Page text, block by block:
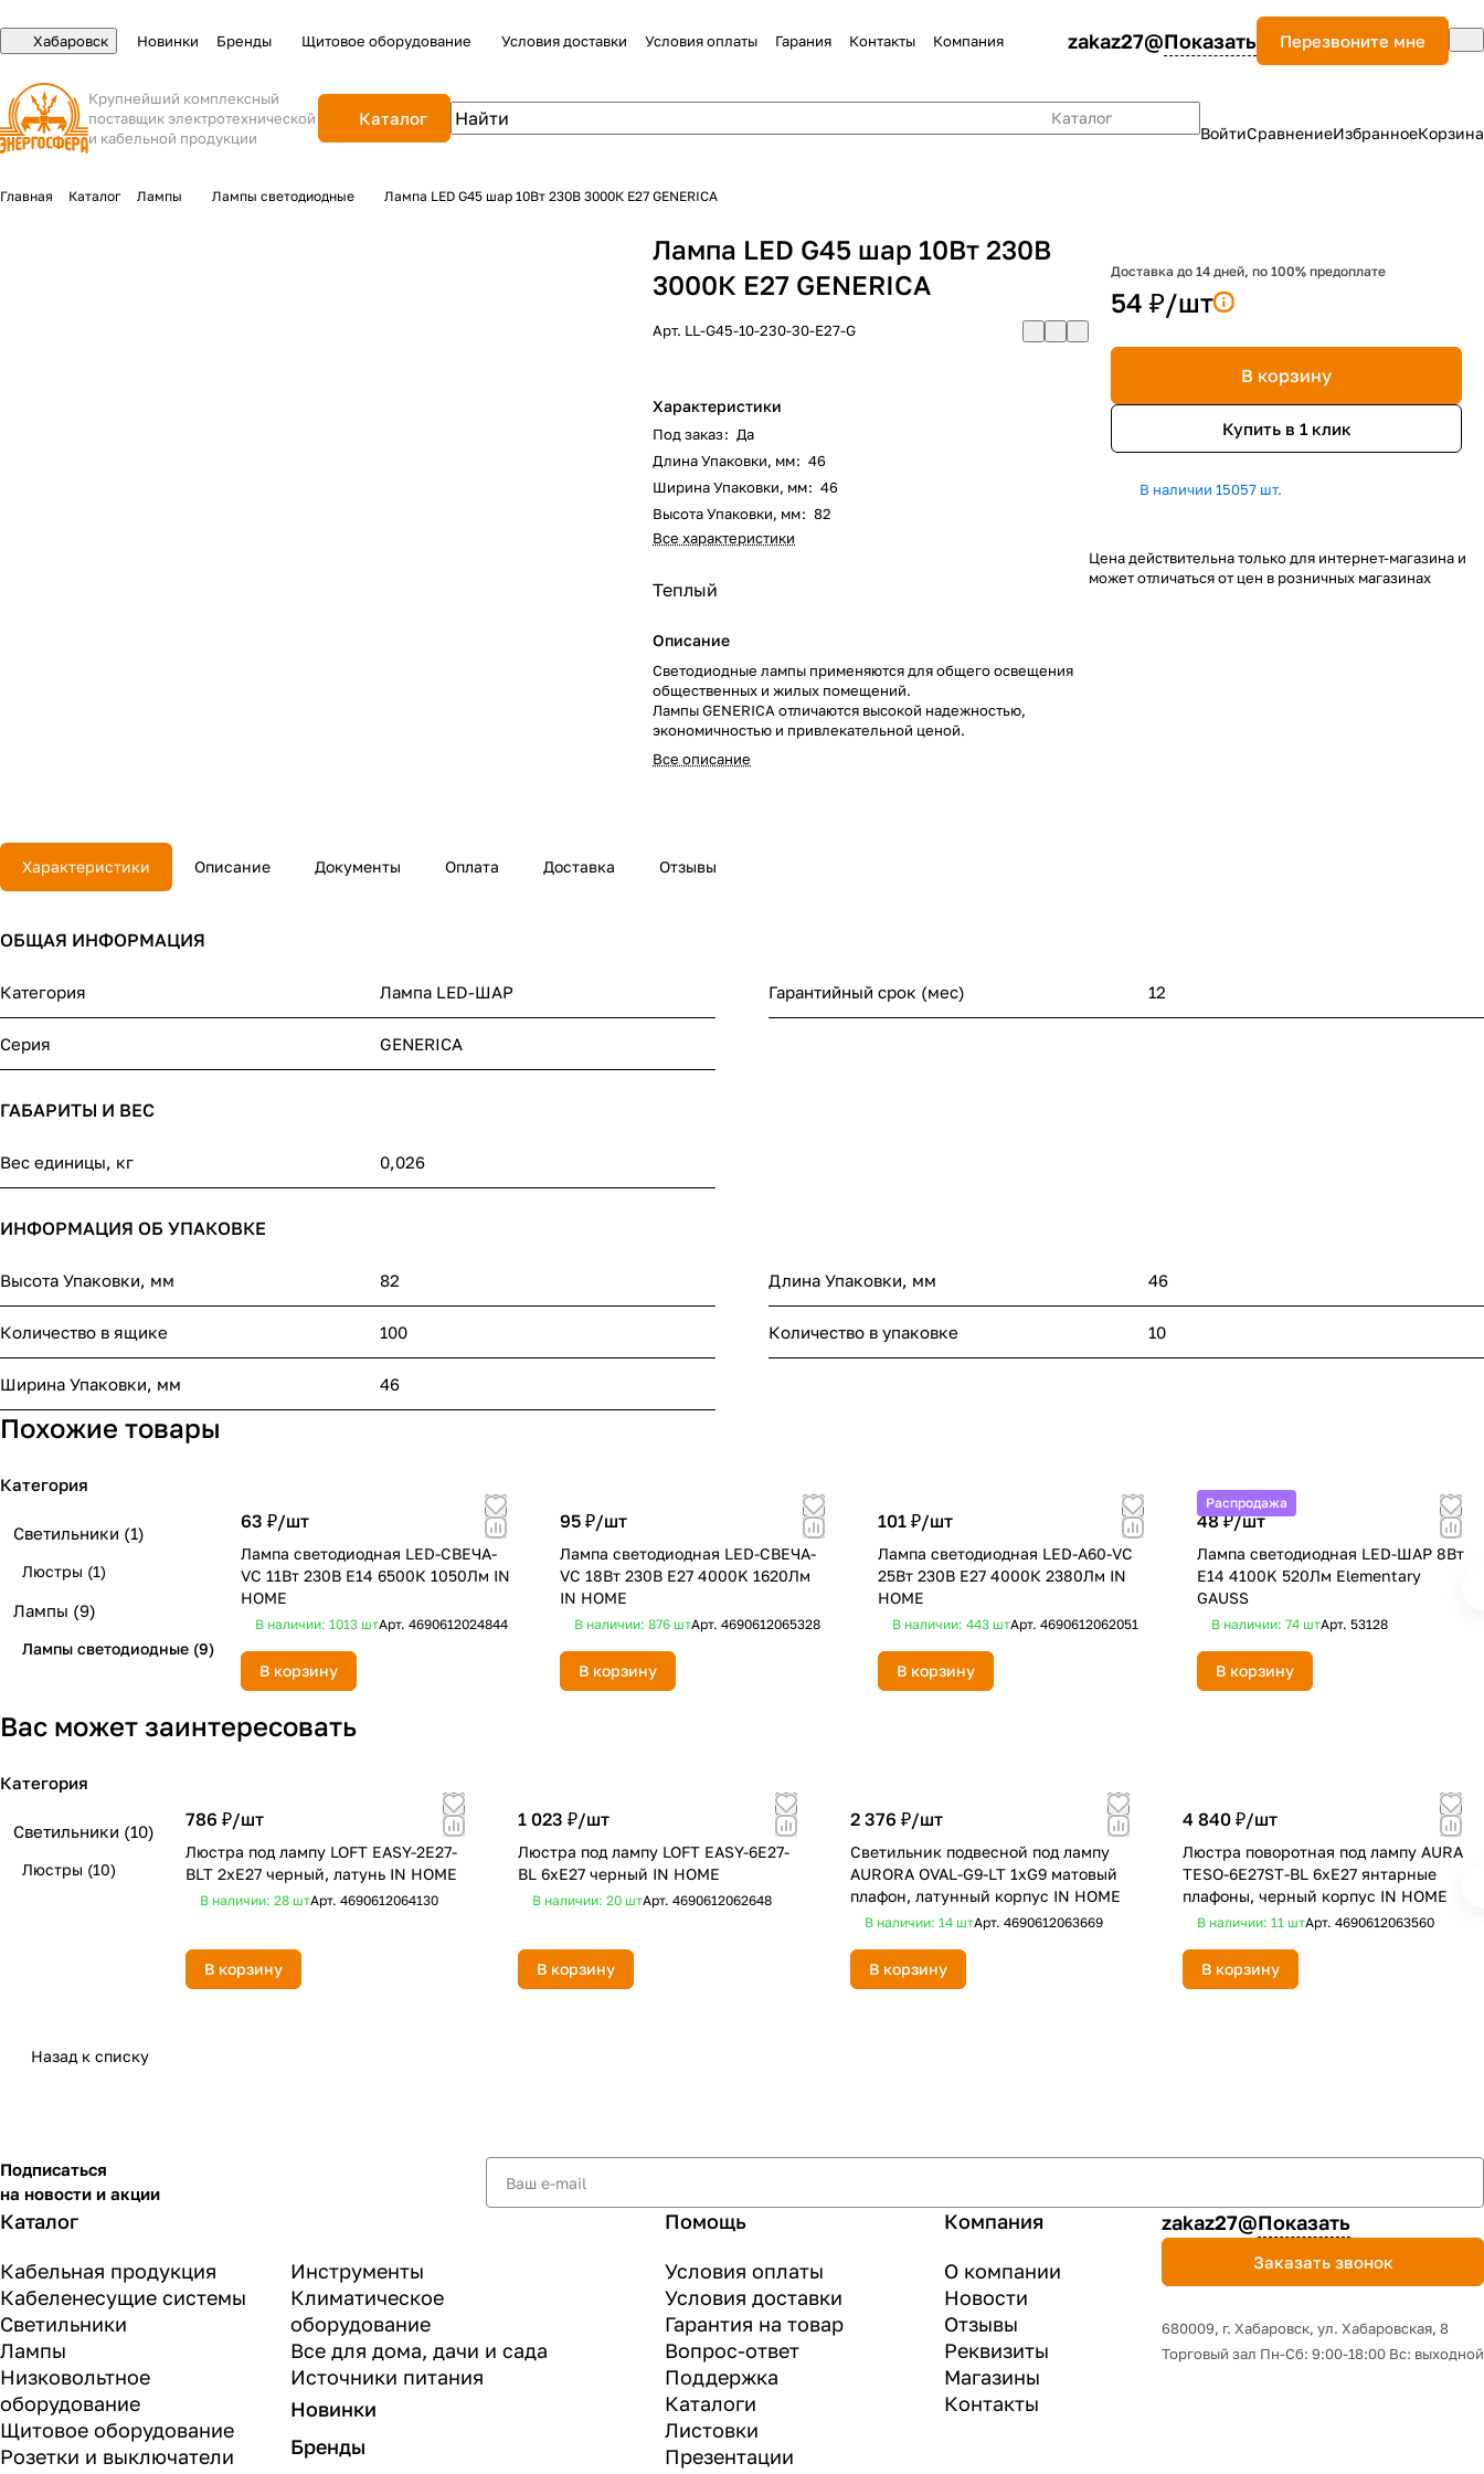
Хабаровск Новинки Бренды Щитовое оборудование Условия доставки Условия оплаты Гарания Контакты Компания zakaz27@Показать Перезвоните мне
Крупнейший комплексный
поставщик электротехнической
и кабельной продукции
Каталог
Каталог
ВойтиСравнениеИзбранноеКорзина
Главная Каталог Лампы Лампы светодиодные Лампа LED G45 шар 10Вт 230В 3000К E27 GENERICA
Лампа LED G45 шар 10Вт 230В
3000К E27 GENERICA
Арт. LL-G45-10-230-30-E27-G
Характеристики
Под заказ: Да
Длина Упаковки, мм: 46
Ширина Упаковки, мм: 46
Высота Упаковки, мм: 82
Все характеристики
Теплый
Описание
Светодиодные лампы применяются для общего освещения
общественных и жилых помещений.
Лампы GENERICA отличаются высокой надежностью,
экономичностью и привлекательной ценой.
Все описание
Доставка до 14 дней, по 100% предоплате
54 ₽/шт
В корзину
Купить в 1 клик
В наличии 15057 шт.
Цена действительна только для интернет-магазина и
может отличаться от цен в розничных магазинах
Характеристики Описание Документы Оплата Доставка Отзывы
ОБЩАЯ ИНФОРМАЦИЯ
Категория Лампа LED-ШАР Гарантийный срок (мес) 12
Серия GENERICA
ГАБАРИТЫ И ВЕС
Вес единицы, кг 0,026
ИНФОРМАЦИЯ ОБ УПАКОВКЕ
Высота Упаковки, мм 82 Длина Упаковки, мм 46
Количество в ящике 100 Количество в упаковке 10
Ширина Упаковки, мм 46
Похожие товары
63 ₽/шт
Лампа светодиодная LED-СВЕЧА-
VC 11Вт 230В Е14 6500К 1050Лм IN
HOME
В наличии: 1013 штАрт. 4690612024844
В корзину
95 ₽/шт
Лампа светодиодная LED-СВЕЧА-
VC 18Вт 230В E27 4000K 1620Лм
IN HOME
В наличии: 876 штАрт. 4690612065328
В корзину
101 ₽/шт
Лампа светодиодная LED-A60-VC
25Вт 230В Е27 4000К 2380Лм IN
HOME
В наличии: 443 штАрт. 4690612062051
В корзину
Распродажа
48 ₽/шт
Лампа светодиодная LED-ШАР 8Вт
E14 4100K 520Лм Elementary
GAUSS
В наличии: 74 штАрт. 53128
В корзину
Категория
Светильники (1)
Люстры (1)
Лампы (9)
Лампы светодиодные (9)
Вас может заинтересовать
786 ₽/шт
Люстра под лампу LOFT EASY-2E27-
BLT 2хЕ27 черный, латунь IN HOME
В наличии: 28 штАрт. 4690612064130
В корзину
1 023 ₽/шт
Люстра под лампу LOFT EASY-6E27-
BL 6хЕ27 черный IN HOME
В наличии: 20 штАрт. 4690612062648
В корзину
2 376 ₽/шт
Светильник подвесной под лампу
AURORA OVAL-G9-LT 1хG9 матовый
плафон, латунный корпус IN HOME
В наличии: 14 штАрт. 4690612063669
В корзину
4 840 ₽/шт
Люстра поворотная под лампу AURA
TESO-6E27ST-BL 6хЕ27 янтарные
плафоны, черный корпус IN HOME
В наличии: 11 штАрт. 4690612063560
В корзину
Категория
Светильники (10)
Люстры (10)
Назад к списку
Подписаться
на новости и акции
Каталог
Кабельная продукция
Кабеленесущие системы
Светильники
Лампы
Низковольтное
оборудование
Щитовое оборудование
Розетки и выключатели
Инструменты
Климатическое
оборудование
Все для дома, дачи и сада
Источники питания
Новинки
Бренды
Помощь
Условия оплаты
Условия доставки
Гарантия на товар
Вопрос-ответ
Поддержка
Каталоги
Листовки
Презентации
Компания
О компании
Новости
Отзывы
Реквизиты
Магазины
Контакты
zakaz27@Показать
Заказать звонок
680009, г. Хабаровск, ул. Хабаровская, 8
Торговый зал Пн-Сб: 9:00-18:00 Вс: выходной